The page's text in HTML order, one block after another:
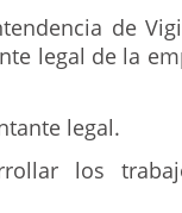
de
legal de la
legal.
los